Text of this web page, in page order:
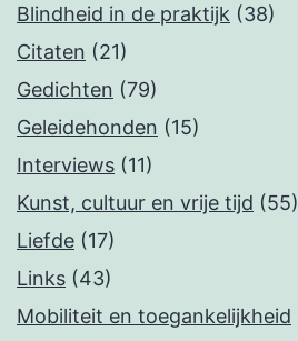
Blindheid in de praktijk (38)
Citaten (21)
Gedichten (79)
Geleidehonden (15)
Interviews (11)
Kunst, cultuur en vrije tijd (55)
Liefde (17)
Links (43)
Mobiliteit en toegankelijkheid